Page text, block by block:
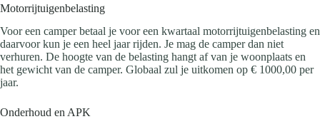
Motorrijtuigenbelasting
Voor een camper betaal je voor een kwartaal motorrijtuigenbelasting en
daarvoor kun je een heel jaar rijden. Je mag de camper dan niet
verhuren. De hoogte van de belasting hangt af van je woonplaats en
het gewicht van de camper. Globaal zul je uitkomen op € 1000,00 per
jaar.
Onderhoud en APK